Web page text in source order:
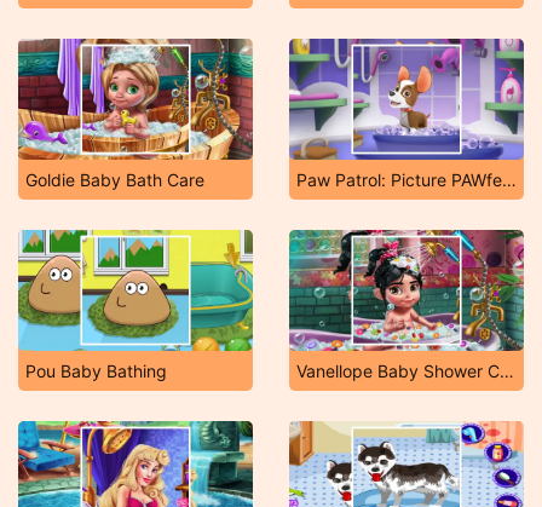
Goldie Baby Bath Care Paw Patrol: Picture PAWfect Dress-Up
Pou Baby Bathing Vanellope Baby Shower Care